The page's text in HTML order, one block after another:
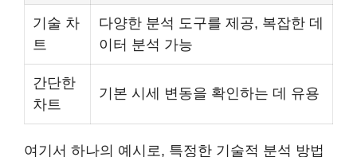
기술 차
트
다양한 분석 도구를 제공, 복잡한 데
이터 분석 가능
간단한
차트
기본 시세 변동을 확인하는 데 유용
여기서 하나의 예시로, 특정한 기술적 분석 방법